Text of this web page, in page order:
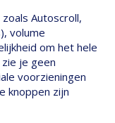
Autoscroll,
volume
om het hele
je geen
voorzieningen
knoppen zijn